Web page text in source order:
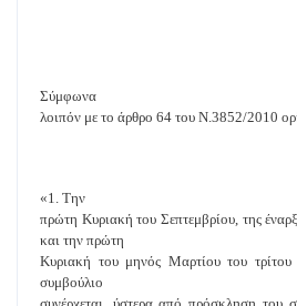
Σύμφωνα
λοιπόν με το άρθρο 64 του Ν.3852/2010
«1. Την
πρώτη Κυριακή του Σεπτεμβρίου, της
και την πρώτη
Κυριακή του μηνός Μαρτίου του τρίτου
συμβούλιο